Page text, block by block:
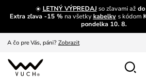
☀️ LETNÝ VÝPREDAJ so zľavami aždo
Extra zľava -15 % na všetkykabelky s kódom
pondelka 10. 8.
A čo sa inde nedozvieš? Prečítať viac
S čím chybu neurobíš? Pozri
Nech sa inšpirovať